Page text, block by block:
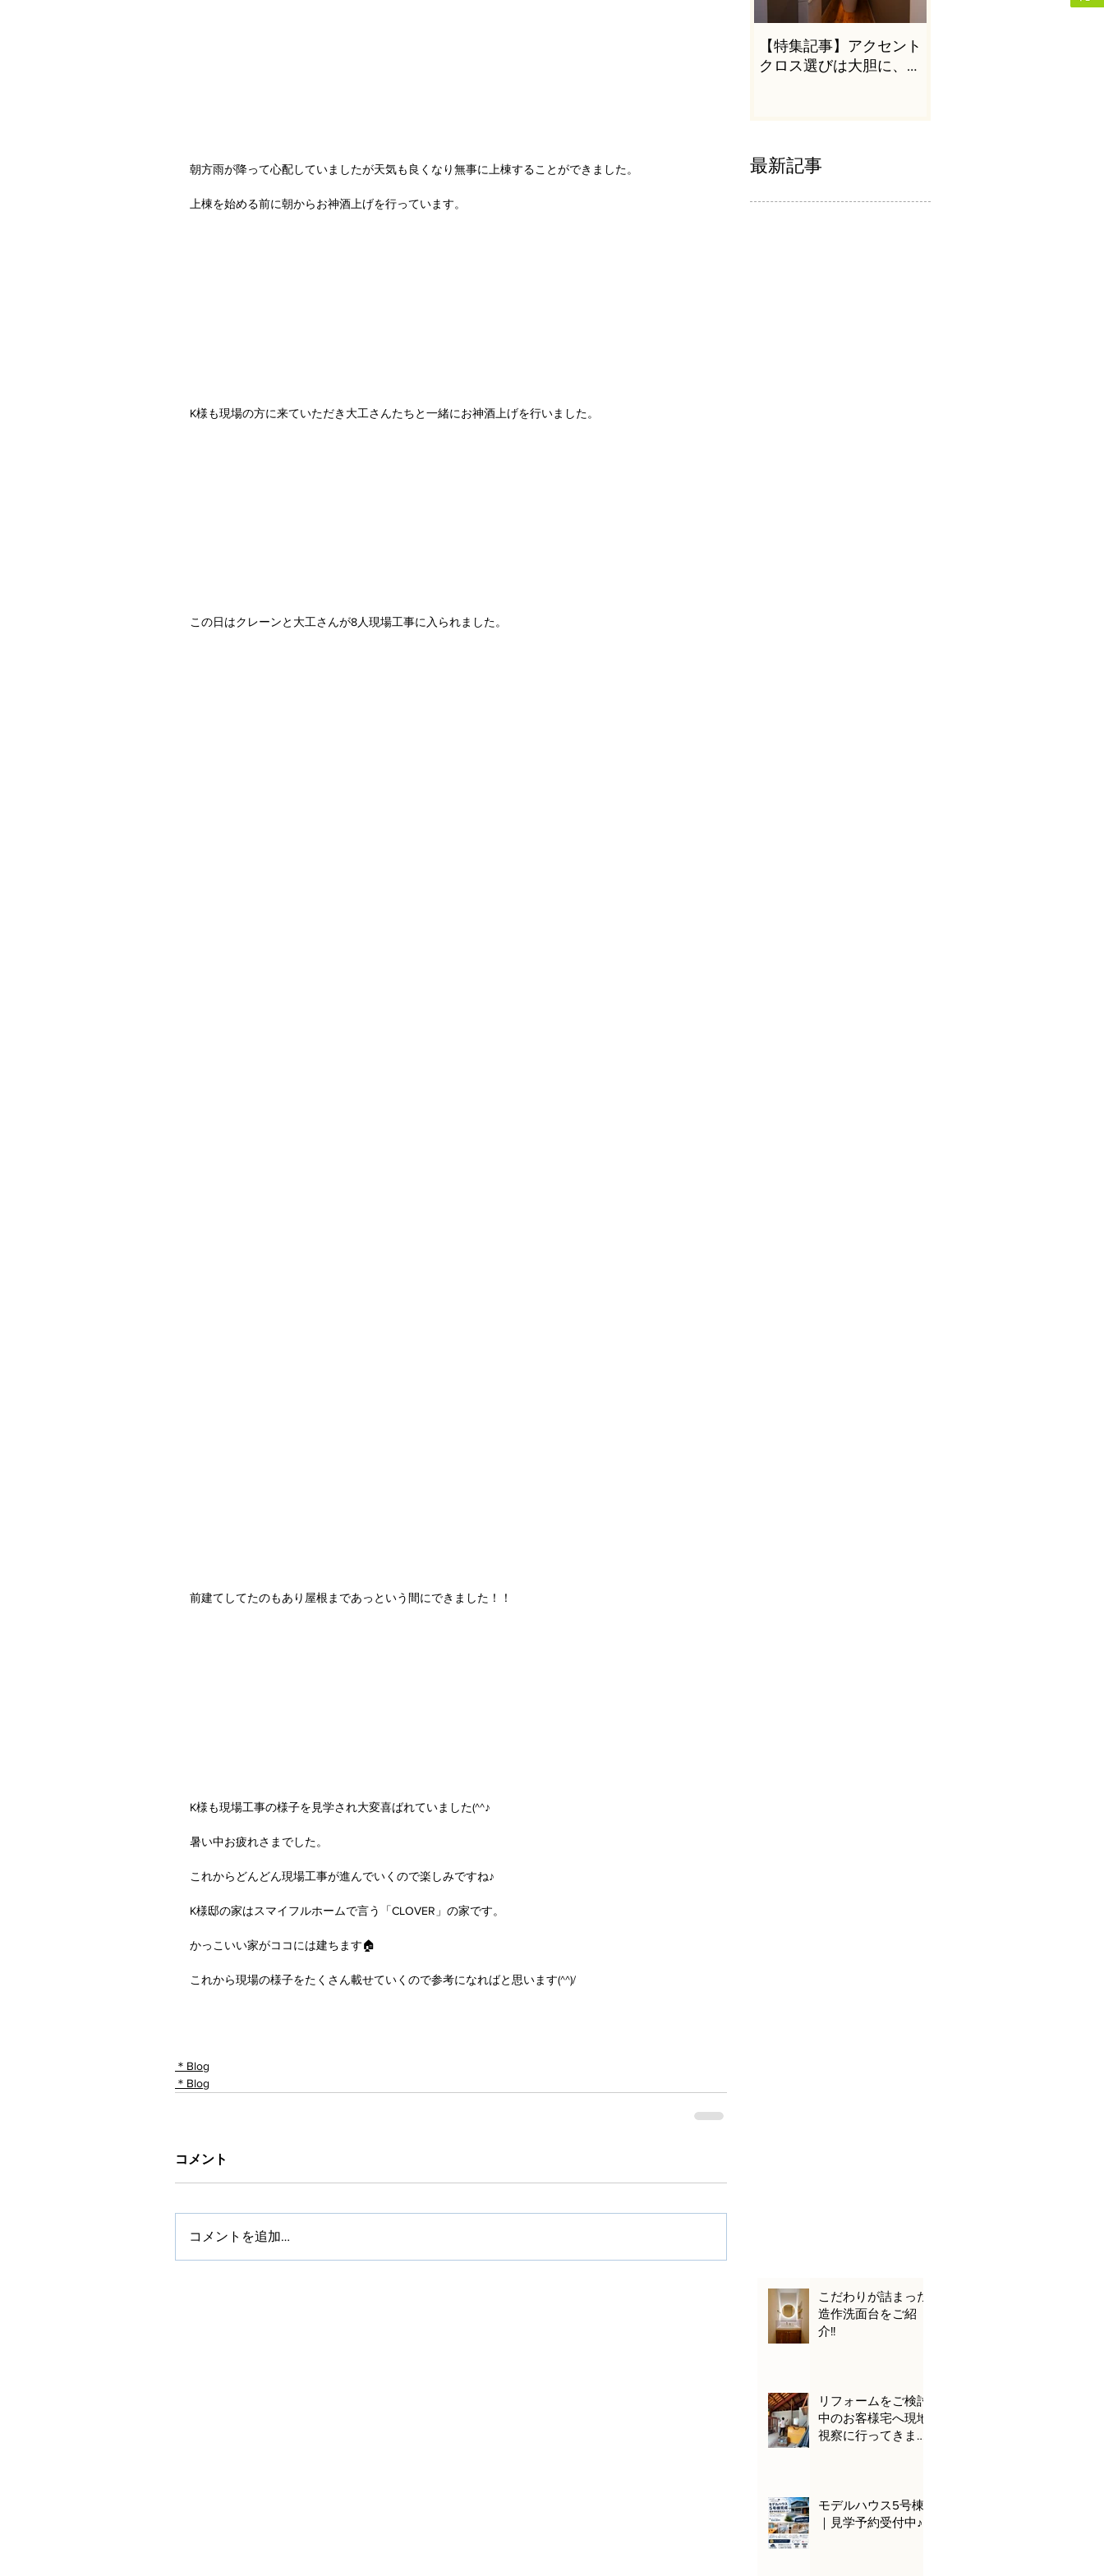
朝方雨が降って心配していましたが天気も良くなり無事に上棟することができました。
上棟を始める前に朝からお神酒上げを行っています。
K様も現場の方に来ていただき大工さんたちと一緒にお神酒上げを行いました。
この日はクレーンと大工さんが8人現場工事に入られました。
前建てしてたのもあり屋根まであっという間にできました！！
K様も現場工事の様子を見学され大変喜ばれていました(^^♪
暑い中お疲れさまでした。
これからどんどん現場工事が進んでいくので楽しみですね♪
K様邸の家はスマイフルホームで言う「CLOVER」の家です。
かっこいい家がココには建ちます🏠
これから現場の様子をたくさん載せていくので参考になればと思います(^^)/
＊Blog
＊Blog
コメント
コメントを追加…
【特集記事】アクセント
クロス選びは大胆に、か
最新記事
こだわりが詰まった
造作洗面台をご紹
介!!
リフォームをご検討
中のお客様宅へ現地
視察に行ってきまし
モデルハウス5号棟
｜見学予約受付中♪